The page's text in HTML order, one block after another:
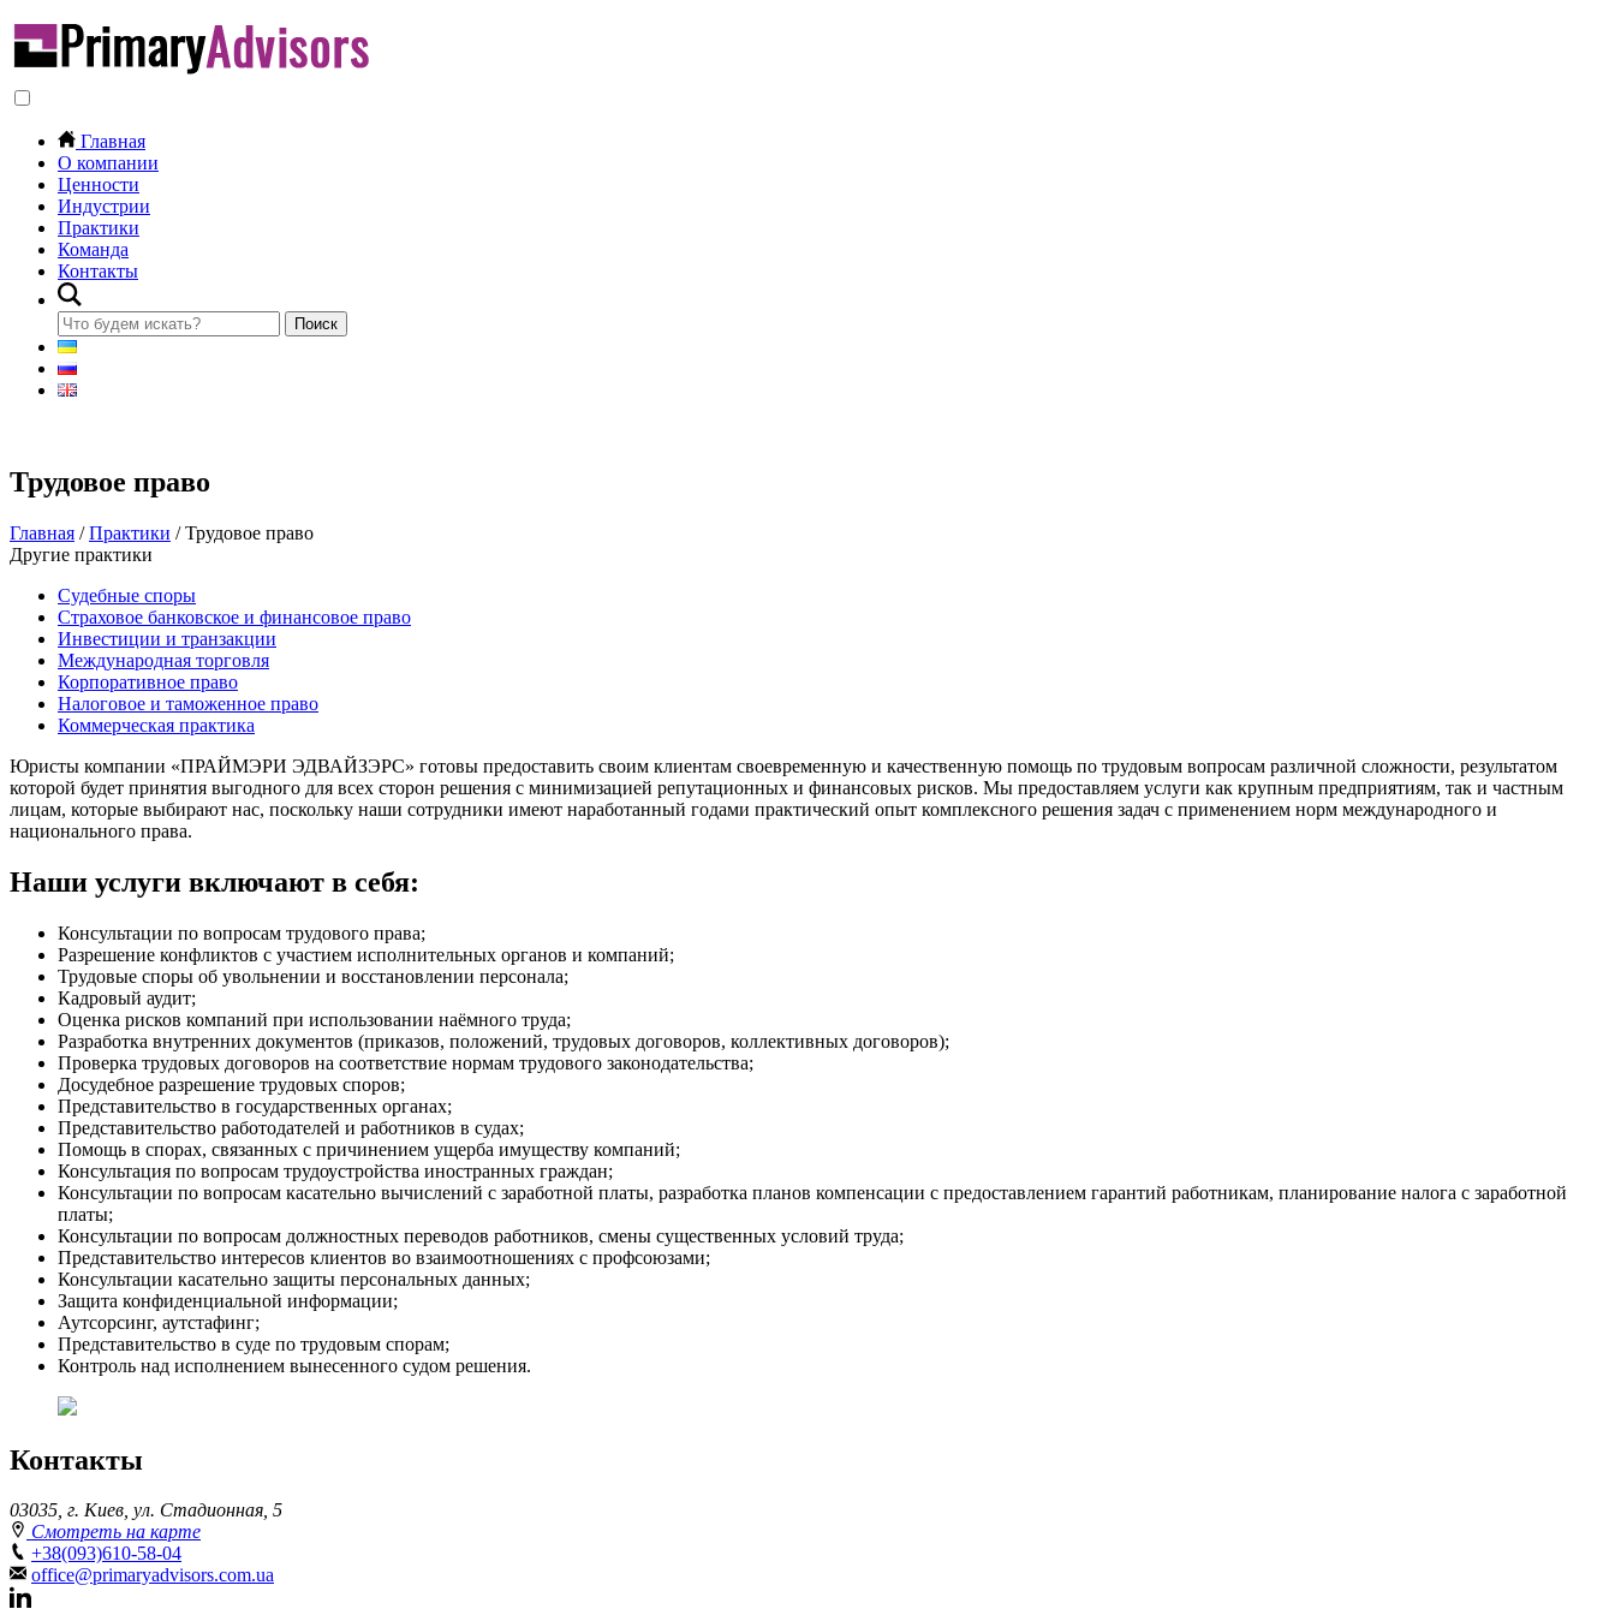
Главная
О компании
Ценности
Индустрии
Практики
Команда
Контакты
Трудовое право
Главная /Практики /Трудовое право
Другие практики
Судебные споры
Страховое банковское и финансовое право
Инвестиции и транзакции
Международная торговля
Корпоративное право
Налоговое и таможенное право
Коммерческая практика
Юристы компании «ПРАЙМЭРИ ЭДВАЙЗЭРС» готовы предоставить своим клиентам своевременную и качественную помощь по трудовым вопросам различной сложности, результатом
которой будет принятия выгодного для всех сторон решения с минимизацией репутационных и финансовых рисков. Мы предоставляем услуги как крупным предприятиям, так и частным
лицам, которые выбирают нас, поскольку наши сотрудники имеют наработанный годами практический опыт комплексного решения задач с применением норм международного и
национального права.
Наши услуги включают в себя:
Консультации по вопросам трудового права;
Разрешение конфликтов с участием исполнительных органов и компаний;
Трудовые споры об увольнении и восстановлении персонала;
Кадровый аудит;
Оценка рисков компаний при использовании наёмного труда;
Разработка внутренних документов (приказов, положений, трудовых договоров, коллективных договоров);
Проверка трудовых договоров на соответствие нормам трудового законодательства;
Досудебное разрешение трудовых споров;
Представительство в государственных органах;
Представительство работодателей и работников в судах;
Помощь в спорах, связанных с причинением ущерба имуществу компаний;
Консультация по вопросам трудоустройства иностранных граждан;
Консультации по вопросам касательно вычислений с заработной платы, разработка планов компенсации с предоставлением гарантий работникам, планирование налога с заработной
платы;
Консультации по вопросам должностных переводов работников, смены существенных условий труда;
Представительство интересов клиентов во взаимоотношениях с профсоюзами;
Консультации касательно защиты персональных данных;
Защита конфиденциальной информации;
Аутсорсинг, аутстафинг;
Представительство в суде по трудовым спорам;
Контроль над исполнением вынесенного судом решения.
Контакты
03035, г. Киев, ул. Стадионная, 5
Смотреть на карте
+38(093)610-58-04
office@primaryadvisors.com.ua